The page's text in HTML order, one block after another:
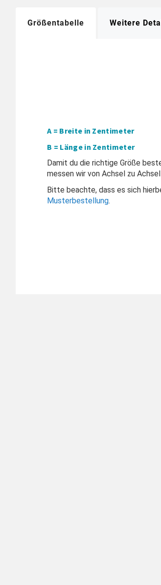
Größentabelle Weitere
A = Breite in Zentimeter
B = Länge in Zentimeter
Damit du die richtige Größe
messen wir von Achsel zu
Bitte beachte, dass es sich
Musterbestellung.